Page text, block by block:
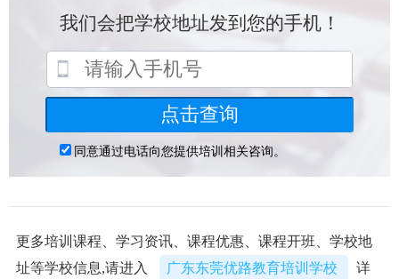
更多培训课程、学习资讯、课程优惠、课程开班、学校地
址等学校信息,请进入
广东东莞优路教育培训学校
详